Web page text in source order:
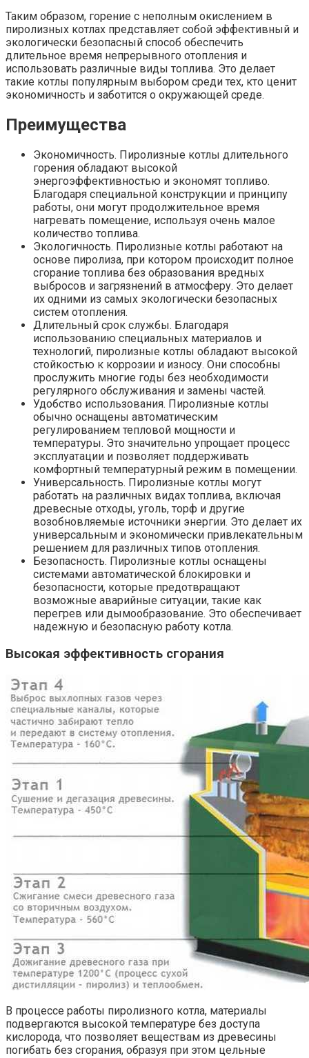
Таким образом, горение с неполным окислением в
пиролизных котлах представляет собой эффективный и
экологически безопасный способ обеспечить
длительное время непрерывного отопления и
использовать различные виды топлива. Это делает
такие котлы популярным выбором среди тех, кто ценит
экономичность и заботится о окружающей среде.
Преимущества
Экономичность. Пиролизные котлы длительного
горения обладают высокой
энергоэффективностью и экономят топливо.
Благодаря специальной конструкции и принципу
работы, они могут продолжительное время
нагревать помещение, используя очень малое
количество топлива.
Экологичность. Пиролизные котлы работают на
основе пиролиза, при котором происходит полное
сгорание топлива без образования вредных
выбросов и загрязнений в атмосферу. Это делает
их одними из самых экологически безопасных
систем отопления.
Длительный срок службы. Благодаря
использованию специальных материалов и
технологий, пиролизные котлы обладают высокой
стойкостью к коррозии и износу. Они способны
прослужить многие годы без необходимости
регулярного обслуживания и замены частей.
Удобство использования. Пиролизные котлы
обычно оснащены автоматическим
регулированием тепловой мощности и
температуры. Это значительно упрощает процесс
эксплуатации и позволяет поддерживать
комфортный температурный режим в помещении.
Универсальность. Пиролизные котлы могут
работать на различных видах топлива, включая
древесные отходы, уголь, торф и другие
возобновляемые источники энергии. Это делает их
универсальным и экономически привлекательным
решением для различных типов отопления.
Безопасность. Пиролизные котлы оснащены
системами автоматической блокировки и
безопасности, которые предотвращают
возможные аварийные ситуации, такие как
перегрев или дымообразование. Это обеспечивает
надежную и безопасную работу котла.
Высокая эффективность сгорания
В процессе работы пиролизного котла, материалы
подвергаются высокой температуре без доступа
кислорода, что позволяет веществам из древесины
погибать без сгорания, образуя при этом цельные